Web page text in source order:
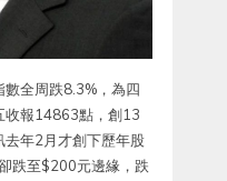
全周跌8.3%，為四
收報14863點，創13
去年2月才創下歷年股
跌至$200元邊緣，跌